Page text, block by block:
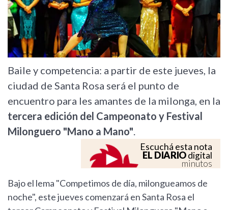
Baile y competencia: a partir de este jueves, la
ciudad de Santa Rosa será el punto de
encuentro para les amantes de la milonga, en la
tercera edición del Campeonato y Festival
Milonguero "Mano a Mano".
Escuchá esta nota
EL DIARIOdigital
minutos
Bajo el lema "Competimos de día, milongueamos de
noche", este jueves comenzará en Santa Rosa el